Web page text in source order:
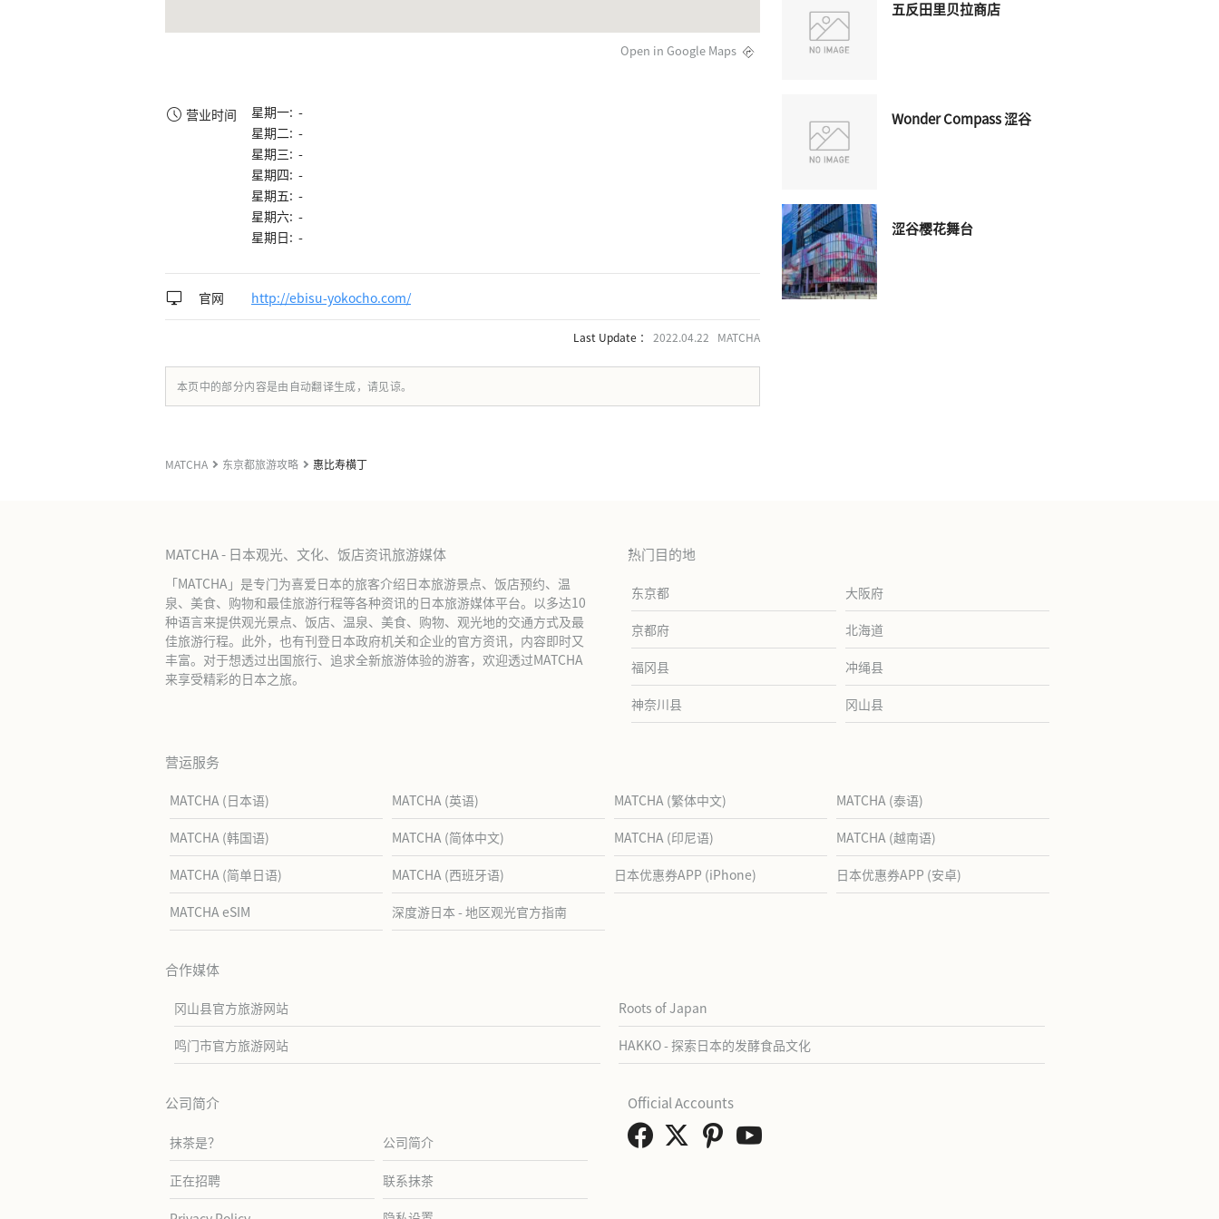
Open in Google Maps
营业时间
星期一: -
星期二: -
星期三: -
星期四: -
星期五: -
星期六: -
星期日: -
官网 http://ebisu-yokocho.com/
Last Update ： 2022.04.22 MATCHA
本页中的部分内容是由自动翻译生成，请见谅。
五反田里贝拉商店
Wonder Compass 涩谷
涩谷樱花舞台
MATCHA 东京都旅游攻略 惠比寿横丁
MATCHA - 日本观光、文化、饭店资讯旅游媒体
「MATCHA」是专门为喜爱日本的旅客介绍日本旅游景点、饭店预约、温
泉、美食、购物和最佳旅游行程等各种资讯的日本旅游媒体平台。以多达10
种语言来提供观光景点、饭店、温泉、美食、购物、观光地的交通方式及最
佳旅游行程。此外，也有刊登日本政府机关和企业的官方资讯，内容即时又
丰富。对于想透过出国旅行、追求全新旅游体验的游客，欢迎透过MATCHA
来享受精彩的日本之旅。
热门目的地
东京都 大阪府
京都府 北海道
福冈县 冲绳县
神奈川县 冈山县
营运服务
MATCHA (日本语) MATCHA (英语) MATCHA (繁体中文) MATCHA (泰语)
MATCHA (韩国语) MATCHA (简体中文) MATCHA (印尼语) MATCHA (越南语)
MATCHA (简单日语) MATCHA (西班牙语) 日本优惠券APP (iPhone) 日本优惠券APP (安卓)
MATCHA eSIM 深度游日本 - 地区观光官方指南
合作媒体
冈山县官方旅游网站 Roots of Japan
鸣门市官方旅游网站 HAKKO - 探索日本的发酵食品文化
公司简介
抹茶是？ 公司简介
正在招聘 联系抹茶
Official Accounts